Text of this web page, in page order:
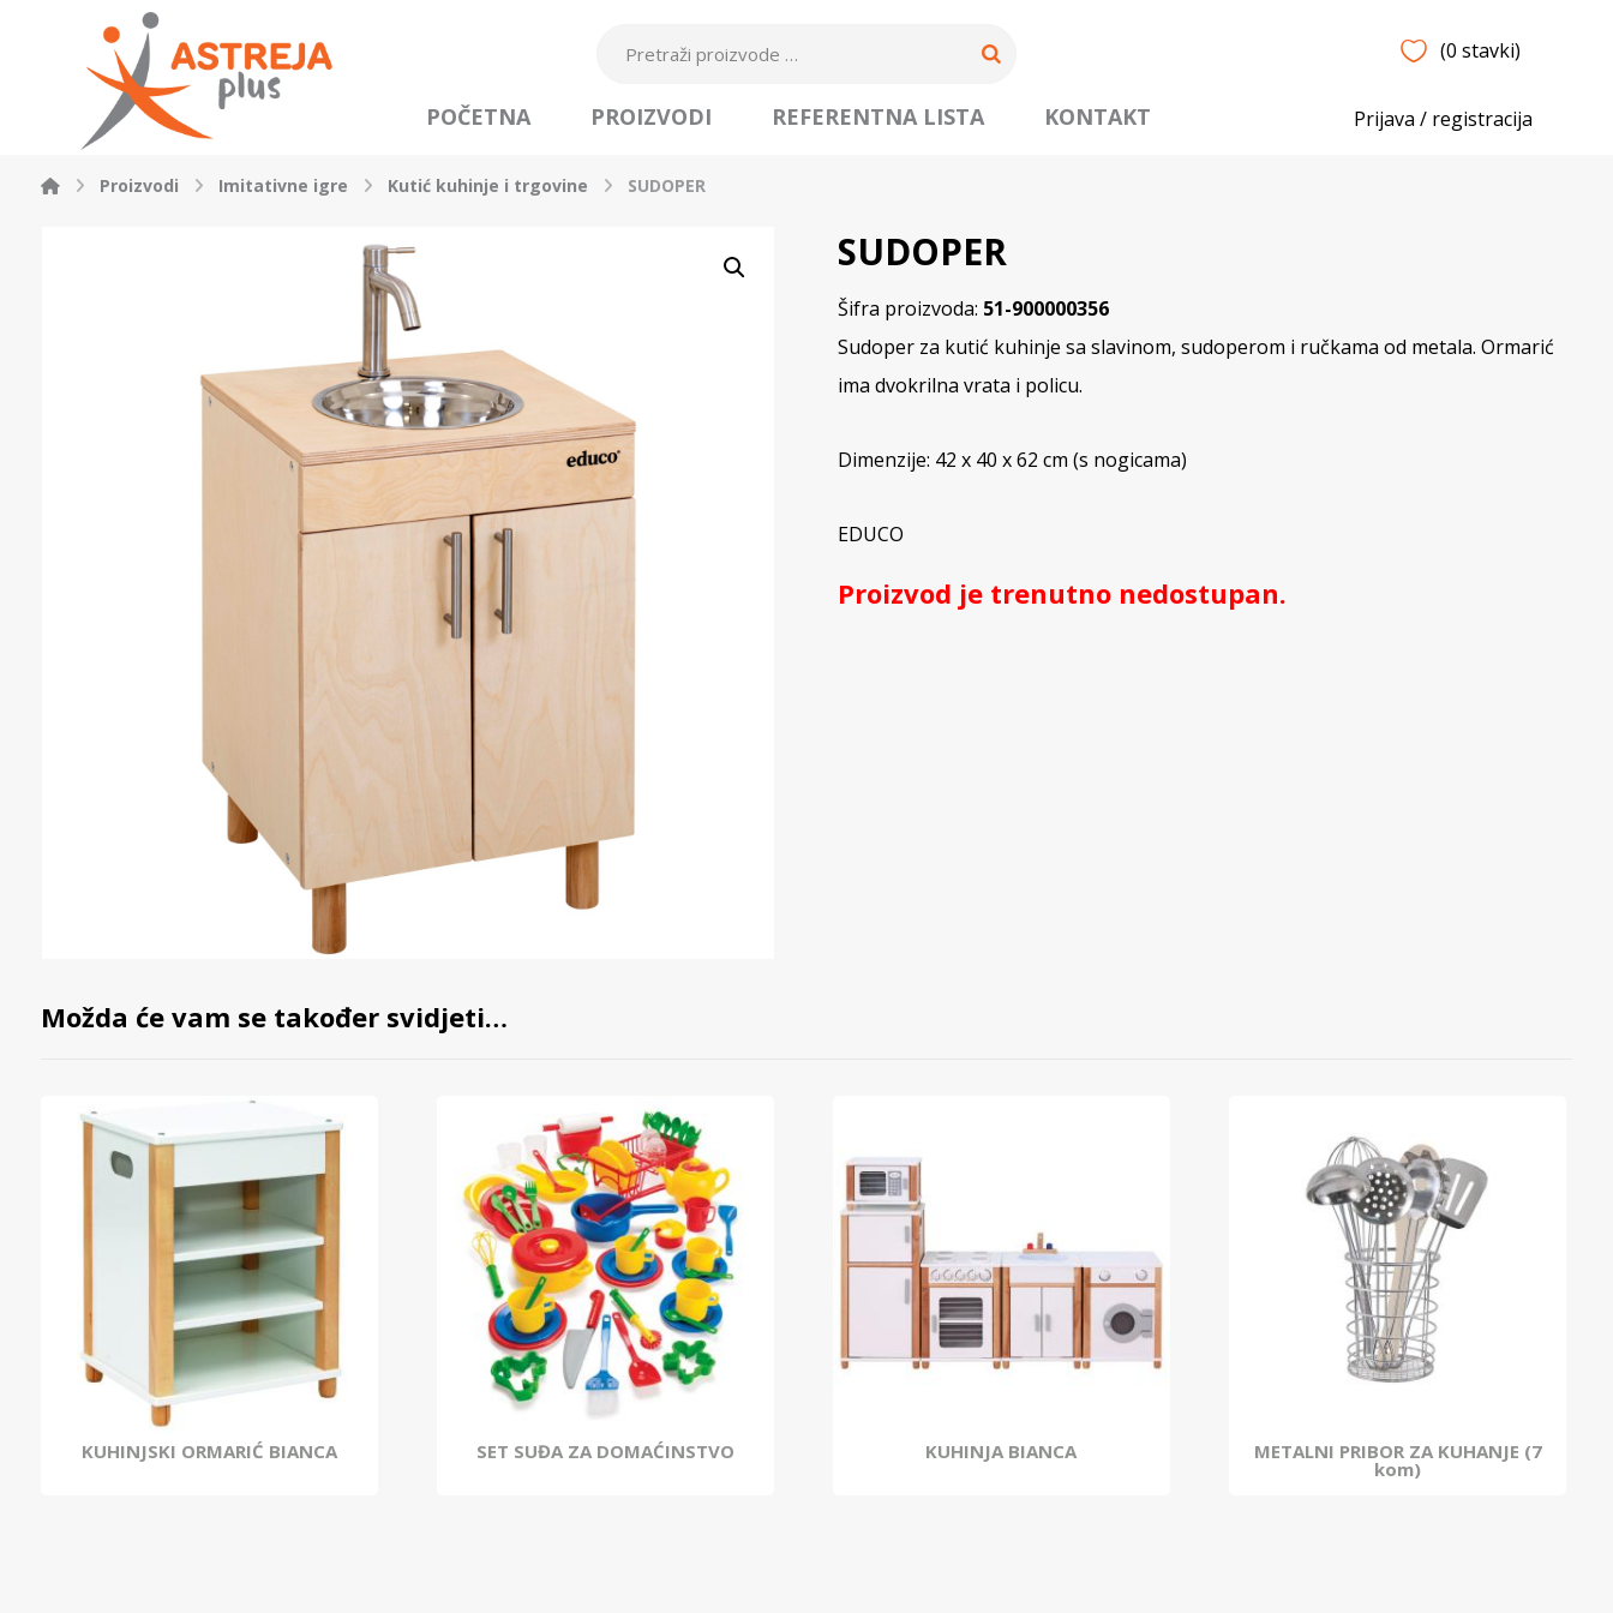
(0 stavki)
Prijava / registracija
POČETNA PROIZVODI REFERENTNA LISTA KONTAKT
Proizvodi Imitativne igre Kutić kuhinje i trgovine SUDOPER
SUDOPER
Šifra proizvoda: 51-900000356
Sudoper za kutić kuhinje sa slavinom, sudoperom i ručkama od metala. Ormarić
ima dvokrilna vrata i policu.
Dimenzije: 42 x 40 x 62 cm (s nogicama)
EDUCO
Proizvod je trenutno nedostupan.
Možda će vam se također svidjeti…
KUHINJSKI ORMARIĆ BIANCA SET SUĐA ZA DOMAĆINSTVO KUHINJA BIANCA METALNI PRIBOR ZA KUHANJE (7
kom)